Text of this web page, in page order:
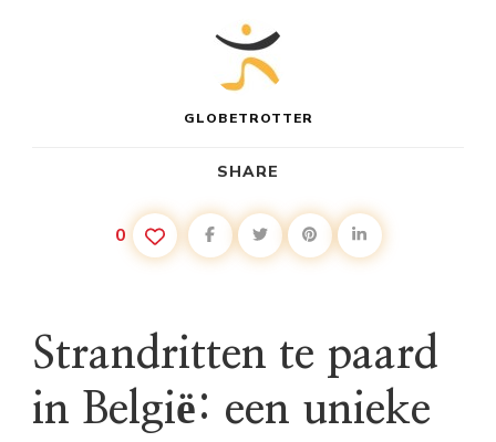
GLOBETROTTER
SHARE
0
Strandritten te paard
in België: een unieke